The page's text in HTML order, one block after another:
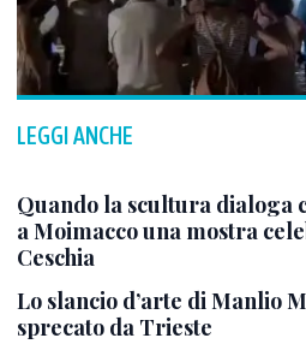
LEGGI ANCHE
Quando la scultura dialoga
a Moimacco una mostra
Ceschia
Lo slancio d’arte di Manlio
sprecato da Trieste